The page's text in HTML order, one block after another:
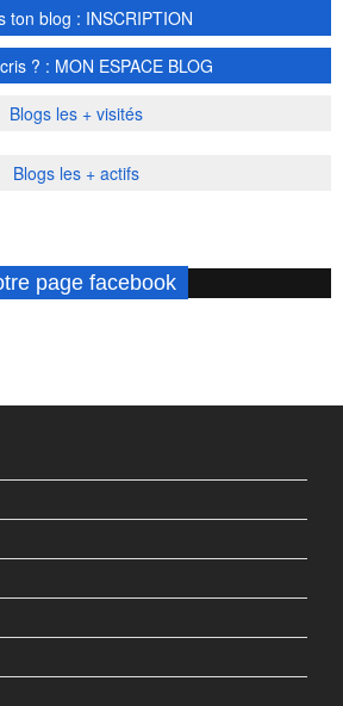
ton blog : INSCRIPTION
? : MON ESPACE BLOG
Blogs les + visités
Blogs les + actifs
page facebook